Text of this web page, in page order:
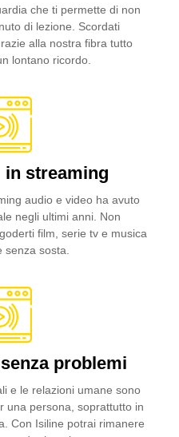
che ti permette di non
di lezione. Scordati
alla nostra fibra tutto
lontano ricordo.
in streaming
audio e video ha avuto
negli ultimi anni. Non
film, serie tv e musica
sosta.
problemi
e le relazioni umane sono
una persona, soprattutto in
Con Isiline potrai rimanere